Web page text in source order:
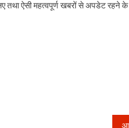
ऐसी महत्वपूर्ण खबरों से अपडेट रहने के